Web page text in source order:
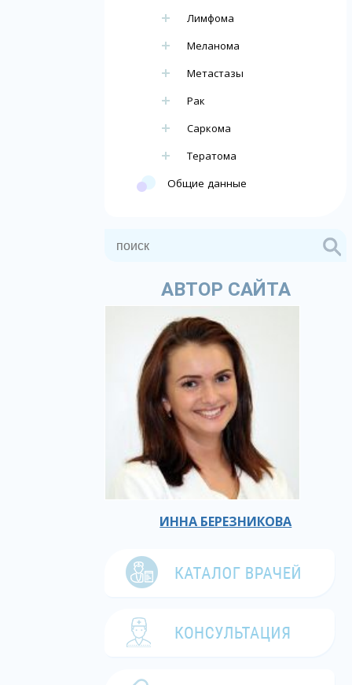
Лимфома
Меланома
Метастазы
Рак
Саркома
Тератома
Общие данные
АВТОР САЙТА
ИННА БЕРЕЗНИКОВА